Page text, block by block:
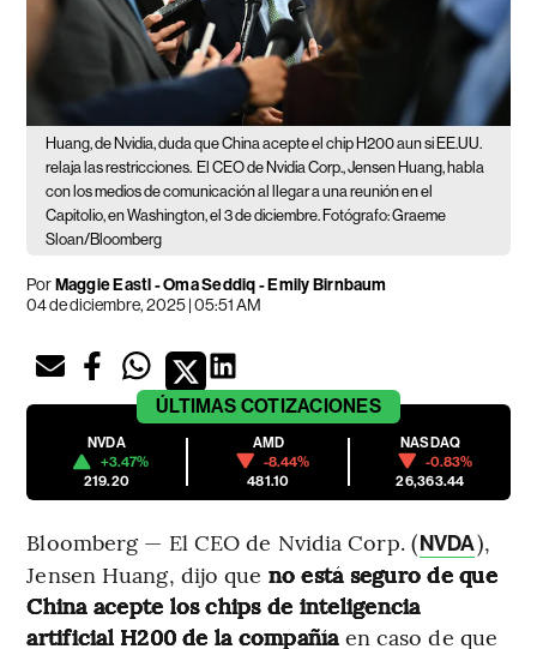
Huang, de Nvidia, duda que China acepte el chip H200 aun si EE.UU.
relaja las restricciones. El CEO de Nvidia Corp., Jensen Huang, habla
con los medios de comunicación al llegar a una reunión en el
Capitolio, en Washington, el 3 de diciembre. Fotógrafo: Graeme
Sloan/Bloomberg
PorMaggie Eastl - Oma Seddiq - Emily Birnbaum
04 de diciembre, 2025 | 05:51 AM
ÚLTIMAS COTIZACIONES
NVDA
+3.47%
219.20
AMD
-8.44%
481.10
NASDAQ
-0.83%
26,363.44
Bloomberg — El CEO de Nvidia Corp. (NVDA),
Jensen Huang, dijo que no está seguro de que
China acepte los chips de inteligencia
artificial H200 de la compañíaen caso de que